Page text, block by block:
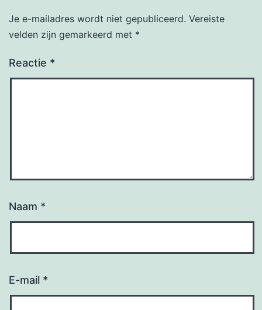
Je e-mailadres wordt niet gepubliceerd. Vereiste
velden zijn gemarkeerd met *
Reactie *
Naam *
E-mail *
Alternative: